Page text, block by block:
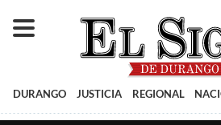
DURANGO JUSTICIA REGIONAL